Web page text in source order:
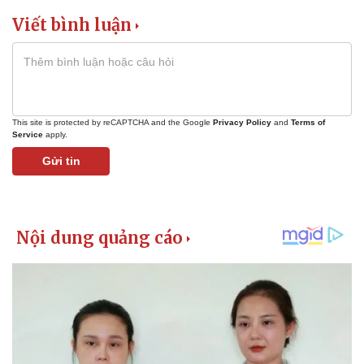
Viết bình luận
This site is protected by reCAPTCHA and the Google Privacy Policy and Terms of
Service apply.
Gửi tin